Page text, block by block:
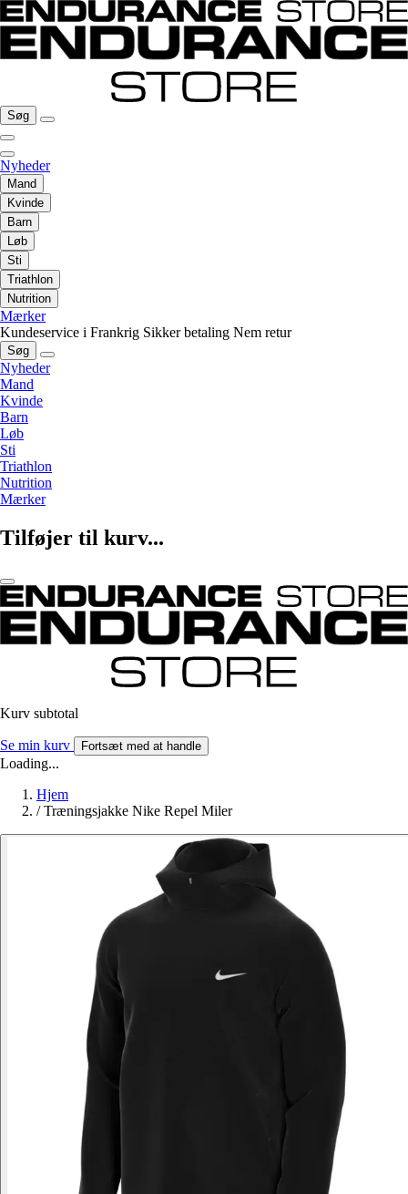
Søg
Nyheder
Mand
Kvinde
Barn
Løb
Sti
Triathlon
Nutrition
Mærker
Kundeservice i Frankrig Sikker betaling Nem retur
Søg
Nyheder
Mand
Kvinde
Barn
Løb
Sti
Triathlon
Nutrition
Mærker
Tilføjer til kurv...
Kurv subtotal
Se min kurv Fortsæt med at handle
Loading...
Hjem
/ Træningsjakke Nike Repel Miler